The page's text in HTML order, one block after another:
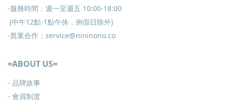
-服務時間：週一至週五 10:00-18:00
(中午12點-1點午休，例假日除外)
-異業合作：service@nininono.co
=ABOUT US=
- 品牌故事
- 會員制度